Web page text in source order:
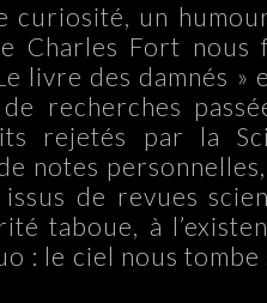
curiosité, un
Charles Fort nous
livre des damnés »
recherches
rejetés par la
notes
issus de revues
taboue, à
: le ciel nous